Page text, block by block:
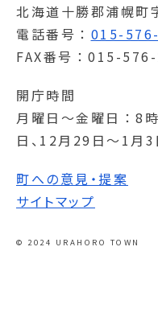
北海道十勝郡浦幌町
電話番号
015-
FAX番号
015-
開庁時間
月曜日～金曜日
8
日、12月29日～1月3
町への意見・提案
サイトマップ
© 2024 URAHORO TOWN